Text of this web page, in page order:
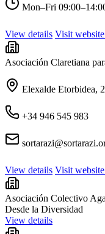
Mon–Fri
View details Visit website
Asociación Claretiana
Elexalde Etorbidea,
+34 946 545 983
View details Visit website
Asociación Colectivo
Desde la Diversidad
View details